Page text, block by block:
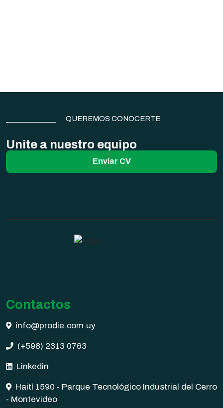
QUEREMOS CONOCERTE
Unite a nuestro equipo
Enviar CV
Contactos
info@prodie.com.uy
(+598) 2313 0763
Linkedin
Haití 1590 - Parque Tecnológico Industrial del Cerro
- Montevideo